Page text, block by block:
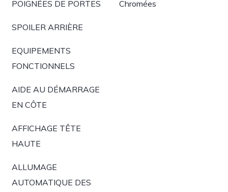
POIGNÉES DE PORTES Chromées
SPOILER ARRIÈRE
EQUIPEMENTS
FONCTIONNELS
AIDE AU DÉMARRAGE
EN CÔTE
AFFICHAGE TÊTE
HAUTE
ALLUMAGE
AUTOMATIQUE DES